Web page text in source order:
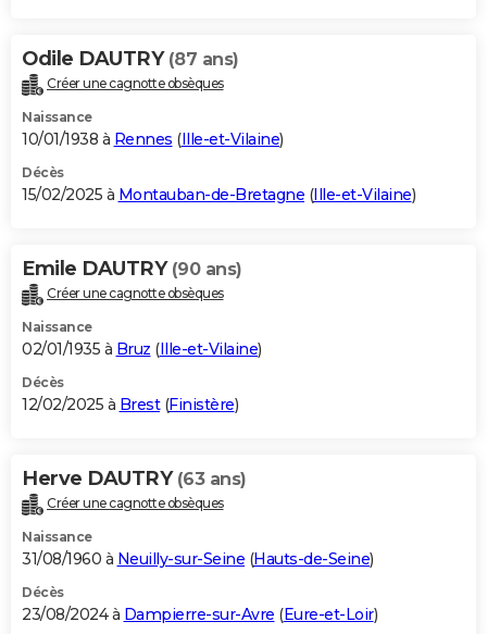
Odile DAUTRY (87 ans)
Créer une cagnotte obsèques
Naissance
10/01/1938 à Rennes (Ille-et-Vilaine)
Décès
15/02/2025 à Montauban-de-Bretagne (Ille-et-Vilaine)
Emile DAUTRY (90 ans)
Créer une cagnotte obsèques
Naissance
02/01/1935 à Bruz (Ille-et-Vilaine)
Décès
12/02/2025 à Brest(Finistère)
Herve DAUTRY (63 ans)
Créer une cagnotte obsèques
Naissance
31/08/1960 à Neuilly-sur-Seine (Hauts-de-Seine)
Décès
23/08/2024 à Dampierre-sur-Avre (Eure-et-Loir)